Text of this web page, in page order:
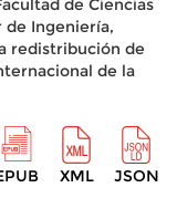
de Ciencias
de Ingeniería,
redistribución de
de la
XML JSON